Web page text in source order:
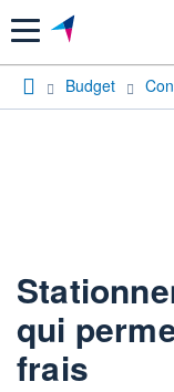
Menu
Budget
qui
frais